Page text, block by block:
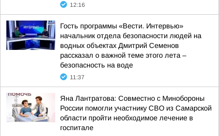
12:16
Гость программы «Вести. Интервью»
начальник отдела безопасности людей на
водных объектах Дмитрий Семенов
рассказал о важной теме этого лета –
безопасность на воде
11:37
Яна Лантратова: Совместно с Минобороны
России помогли участнику СВО из Самарской
области пройти необходимое лечение в
госпитале